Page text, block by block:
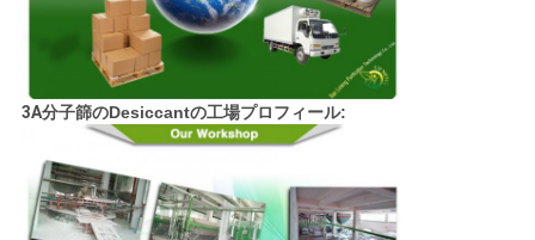
3A分子篩のDesiccantの工場プロフィール: